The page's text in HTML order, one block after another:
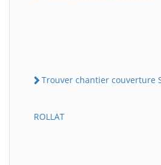
Trouver chantier couverture
ROLLAT